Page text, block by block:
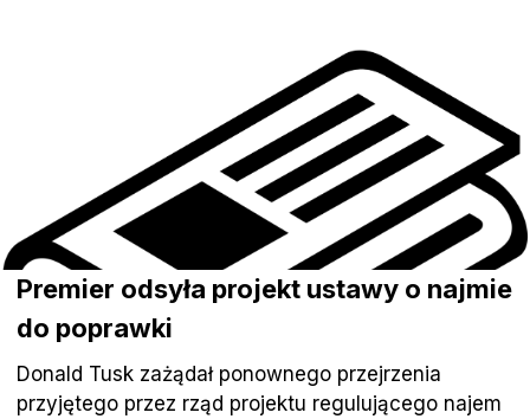
Premier odsyła projekt ustawy o najmie
do poprawki
Donald Tusk zażądał ponownego przejrzenia
przyjętego przez rząd projektu regulującego najem